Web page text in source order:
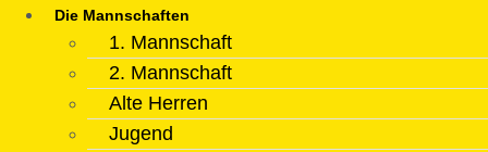
Die Mannschaften
1. Mannschaft
2. Mannschaft
Alte Herren
Jugend